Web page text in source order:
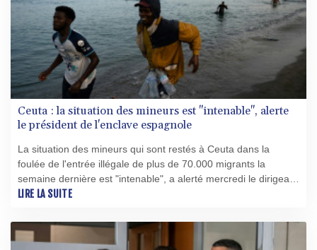
Ceuta : la situation des mineurs est "intenable", alerte
le président de l'enclave espagnole
La situation des mineurs qui sont restés à Ceuta dans la
foulée de l'entrée illégale de plus de 70.000 migrants la
semaine dernière est "intenable", a alerté mercredi le dirigeant
de l'enclave espagnole située sur la côte nord-africaine, Juan
LIRE LA SUITE